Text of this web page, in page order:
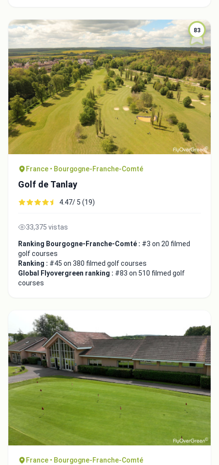
83
France • Bourgogne-Franche-Comté
Golf de Tanlay
4.47/ 5 (19)
33,375 vistas
Ranking Bourgogne-Franche-Comté : #3 on 20 filmed
golf courses
Ranking : #45 on 380 filmed golf courses
Global Flyovergreen ranking : #83 on 510 filmed golf
courses
France • Bourgogne-Franche-Comté
Integrate video
Video choice:
Copy to Clipboard
Embed code